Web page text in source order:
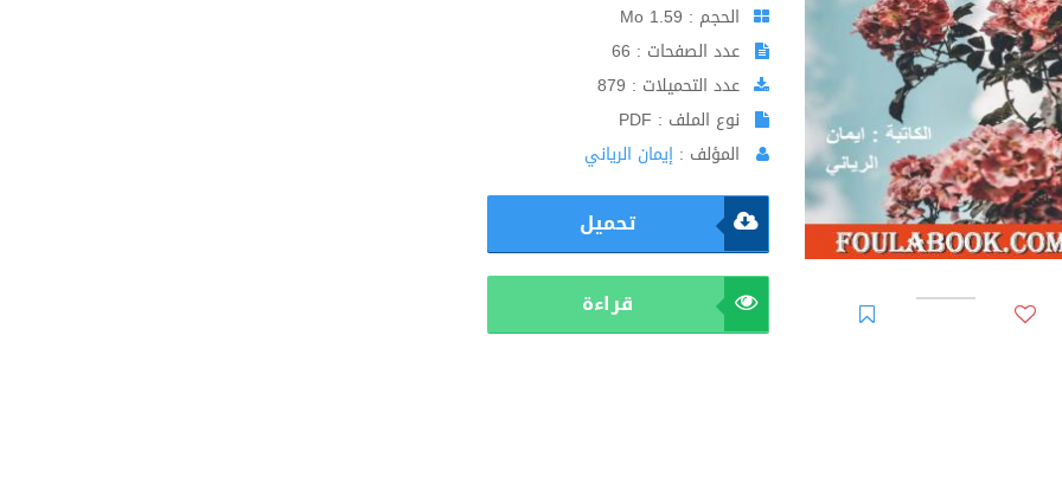
الحجم : 1.59 Mo
عدد الصفحات : 66
عدد التحميلات : 879
نوع الملف : PDF
المؤلف : إيمان الرياني
تحميل
قراءة